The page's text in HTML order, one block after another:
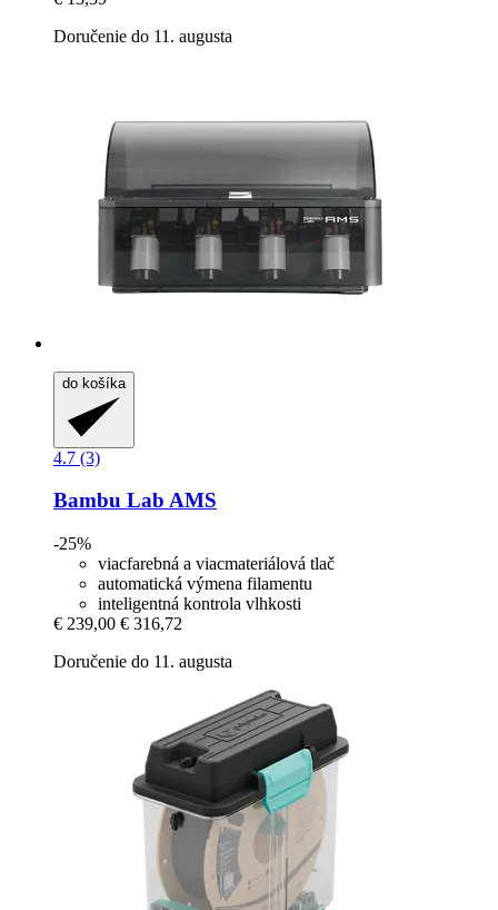
Doručenie do 11. augusta
do košíka
4.7 (3)
Bambu Lab AMS
-25%
viacfarebná a viacmateriálová tlač
automatická výmena filamentu
inteligentná kontrola vlhkosti
€ 239,00 € 316,72
Doručenie do 11. augusta